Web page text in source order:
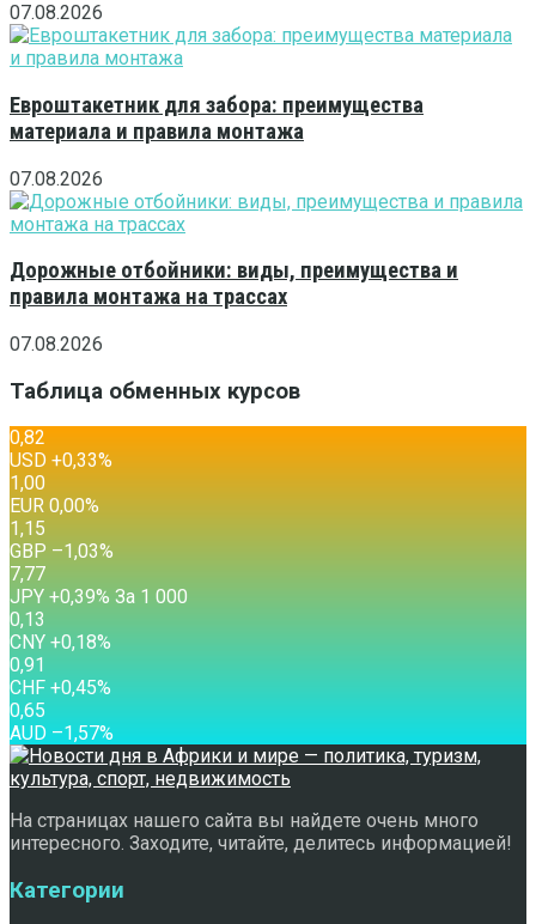
07.08.2026
Евроштакетник для забора: преимущества
материала и правила монтажа
07.08.2026
Дорожные отбойники: виды, преимущества и
правила монтажа на трассах
07.08.2026
Таблица обменных курсов
0,82
USD +0,33%
1,00
EUR 0,00%
1,15
GBP –1,03%
7,77
JPY +0,39% За 1 000
0,13
CNY +0,18%
0,91
CHF +0,45%
0,65
AUD –1,57%
На страницах нашего сайта вы найдете очень много
интересного. Заходите, читайте, делитесь информацией!
Категории